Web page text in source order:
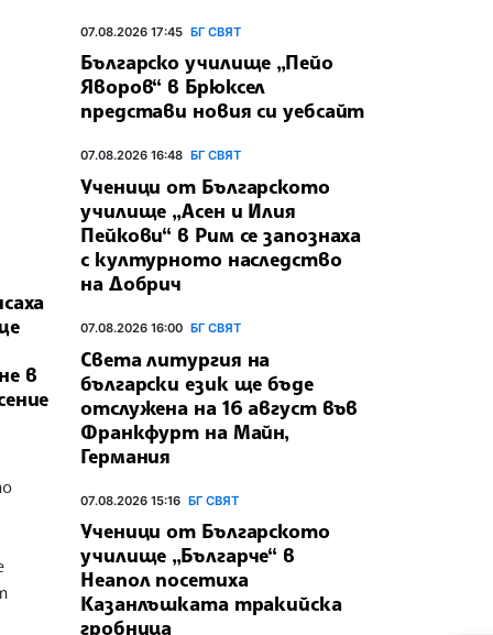
в
07.08.2026 17:45 БГ СВЯТ
Българско училище „Пейо
Яворов“ в Брюксел
представи новия си уебсайт
07.08.2026 16:48 БГ СВЯТ
Ученици от Българското
училище „Асен и Илия
Пейкови“ в Рим се запознаха
с културното наследство
на Добрич
07.08.2026 16:00 БГ СВЯТ
Света литургия на
български език ще бъде
отслужена на 16 август във
Франкфурт на Майн,
Германия
07.08.2026 15:16 БГ СВЯТ
Ученици от Българското
училище „Българче“ в
Неапол посетиха
Казанлъшката тракийска
гробница